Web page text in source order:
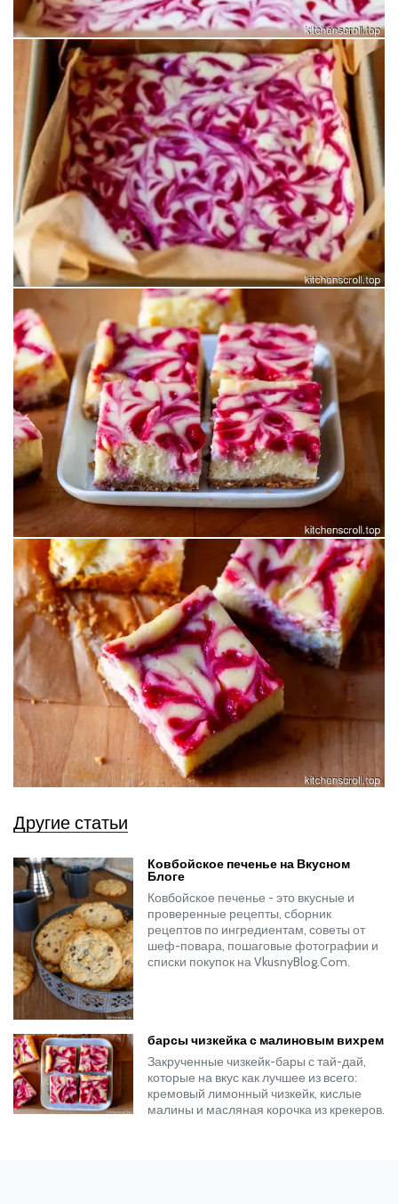
Другие статьи
Ковбойское печенье на Вкусном
Блоге
Ковбойское печенье - это вкусные и
проверенные рецепты, сборник
рецептов по ингредиентам, советы от
шеф-повара, пошаговые фотографии и
списки покупок на VkusnyBlog.Com.
барсы чизкейка с малиновым вихрем
Закрученные чизкейк-бары с тай-дай,
которые на вкус как лучшее из всего:
кремовый лимонный чизкейк, кислые
малины и масляная корочка из крекеров.